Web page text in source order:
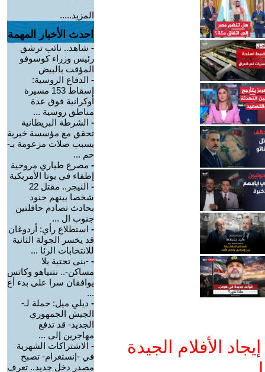
الأفلام الجيدة
المزيد.....
احدث الأخبار المهمة
- شاهد.. نائب ترشق
رئيس وزراء كوسوفو
المؤقت بالبيض
- الدفاع الروسية:
إسقاط 153 مسيرة
أوكرانية فوق عدة
مناطق روسية ...
- الشرطة البريطانية
تحقق مع مؤسسة خيرية
بسبب صلات مزعومة بـ-
حم ...
- مصرع طياري مروحية
إطفاء في يوتا الأمريكية
-
النيجر.. مقتل 22
شخصا بينهم جنود
بحادث تصادم حافلتين
جنوب ال ...
- استطلاع رأي: أردوغان
قد يخسر الجولة الثانية
للانتخابات الرئا ...
- -بنى تحتية بلا
مساكن-.. نتنياهو وكاتس
يوافقان سرا على بدء أع
...
- ديلي ميل: حملة لـ-
الجيش الجمهوري
الجديد- قد تدفع
مهاجرين إلى ...
- الاشتراكات الشهرية
في -إنستغرام- تصبح
مصدر دخل جديد.. تعرف